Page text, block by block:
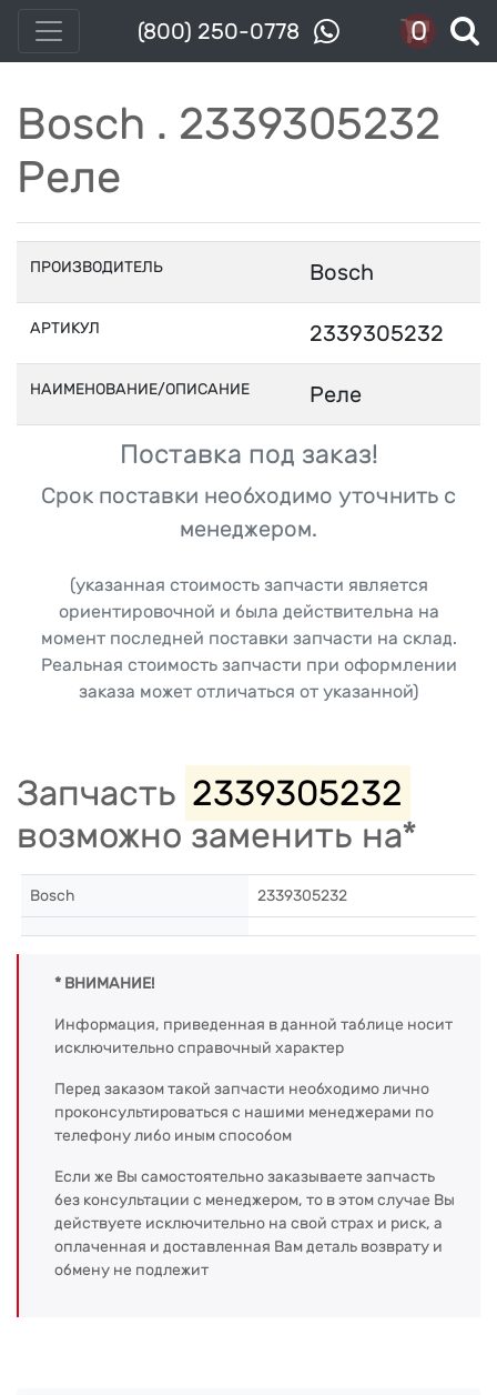
(800) 250-0778 0
Bosch . 2339305232
Реле
ПРОИЗВОДИТЕЛЬ Bosch
АРТИКУЛ 2339305232
НАИМЕНОВАНИЕ/ОПИСАНИЕ Реле
Поставка под заказ!
Срок поставки необходимо уточнить с
менеджером.
(указанная стоимость запчасти является
ориентировочной и была действительна на
момент последней поставки запчасти на склад.
Реальная стоимость запчасти при оформлении
заказа может отличаться от указанной)
Запчасть 2339305232
возможно заменить на*
Bosch 2339305232
* ВНИМАНИЕ!
Информация, приведенная в данной таблице носит
исключительно справочный характер
Перед заказом такой запчасти необходимо лично
проконсультироваться с нашими менеджерами по
телефону либо иным способом
Если же Вы самостоятельно заказываете запчасть
без консультации с менеджером, то в этом случае Вы
действуете исключительно на свой страх и риск, а
оплаченная и доставленная Вам деталь возврату и
обмену не подлежит